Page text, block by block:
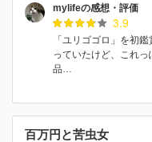
mylifeの感想・評価
3.9
「ユリゴゴロ」を初
っていたけど、これ
品…
百万円と苦虫女